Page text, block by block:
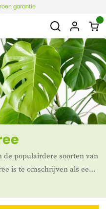
garantie
de populairdere soorten van
is te omschrijven als een
een leuk effect in de kamer
gemakkelijk hier bij